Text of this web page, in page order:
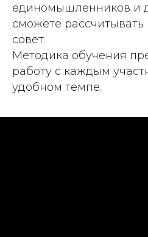
единомышленников и
сможете
совет.
Методика обучения
работу с каждым
удобном темпе.